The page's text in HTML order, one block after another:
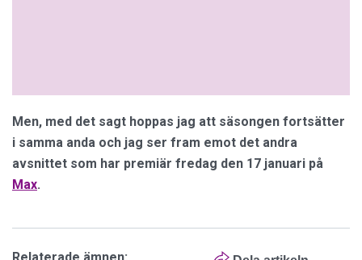
Men, med det sagt hoppas jag att säsongen fortsätter
i samma anda och jag ser fram emot det andra
avsnittet som har premiär fredag den 17 januari på
Max.
Relaterade ämnen: